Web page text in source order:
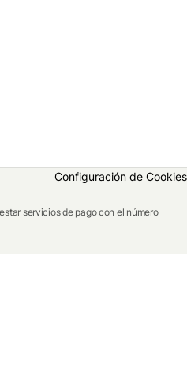
Configuración de Cookies
servicios de pago con el número